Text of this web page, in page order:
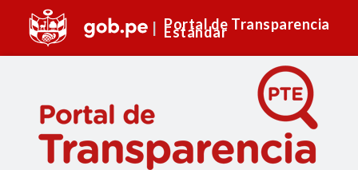
Portal de Transparencia
Estándar